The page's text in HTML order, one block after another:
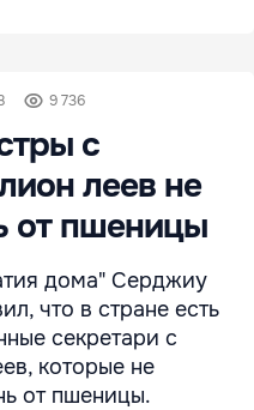
9 736
с
леев не
от пшеницы
дома" Серджиу
что в стране есть
секретари с
которые не
от пшеницы.